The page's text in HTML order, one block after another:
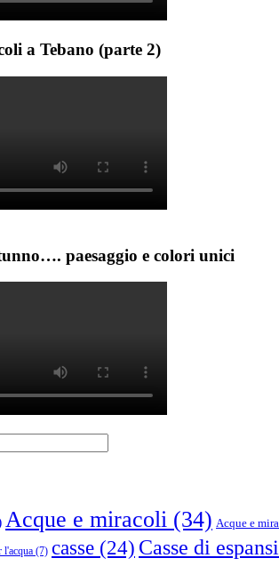
a Tebano (parte 2)
paesaggio e colori unici
Acque e miracoli (34) Acque e
l'acqua (7) casse (24) Casse di